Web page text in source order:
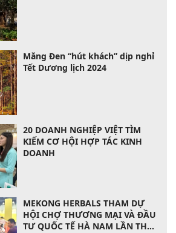
Măng Đen “hút khách” dịp nghỉ
Tết Dương lịch 2024
20 DOANH NGHIỆP VIỆT TÌM
KIẾM CƠ HỘI HỢP TÁC KINH
DOANH
MEKONG HERBALS THAM DỰ
HỘI CHỢ THƯƠNG MẠI VÀ ĐẦU
TƯ QUỐC TẾ HÀ NAM LẦN THỨ